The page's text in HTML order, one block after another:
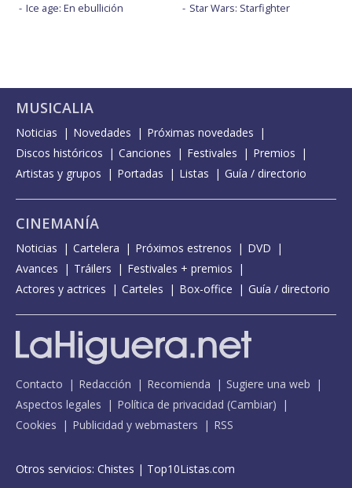
Ice age: En ebullición
Star Wars: Starfighter
MUSICALIA
Noticias Novedades
Próximas novedades
Discos históricos
Canciones Festivales
Premios
Artistas y grupos
Portadas Listas Guía / directorio
CINEMANÍA
Noticias Cartelera Próximos estrenos
DVD
Avances
Tráilers
Festivales + premios
Actores y actrices
Carteles Box-office Guía / directorio
Contacto Redacción Recomienda
Sugiere una web
Aspectos legales
Política de privacidad (Cambiar)
Cookies
Publicidad y webmasters RSS
Otros servicios: Chistes | Top10Listas.com